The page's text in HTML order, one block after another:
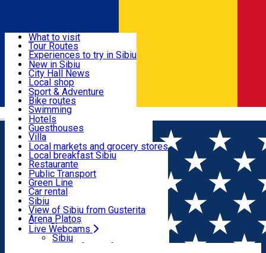
Română
Useful info
Activities & Adventure
Accommodation
Food, Drinks & Nightlife
Transport & Parking
Live Webcams
What to visit
Tour Routes
Experiences to try in Sibiu
Podcast
Culture
Museums
Churches
Parks, Zoo
County of Sibiu
New in Sibiu
City Hall News
Local shop
Sibiu artisans
Sibiul Verde
Public services
Education
How do I get to Sibiu
Tourist Info
Tour Guides
Guided tours
Publicații locale
Beauty salons
Sport & Adventure
Bike routes
Swimming
Riding
Indoor activities
Loc de joacă indoor
Loc de joacă outdoor
Ski
Ice skating
Yoga
Hotels
Guesthouses
Villa
Hostels
Motel
Camping
Renting rooms
Rooms for rent
Accommodation outside Sibiu
Local markets and grocery stores
Local breakfast Sibiu
Restaurante
Pizza
Fast Food
Coffee
Sweets
Pub, Bar
Night clubs
Bakeries
Public Transport
Green Line
Car rental
Rent a bike
Scooter rentals
Taxi
Ride Sharing
Parking tickets
Parking places
Sibiu
View of Sibiu from Gusterita
Arena Platoș
Live Webcams
Sibiu
View of Sibiu from Gusterita
Home Event organizer Imaginarium Creative Hub